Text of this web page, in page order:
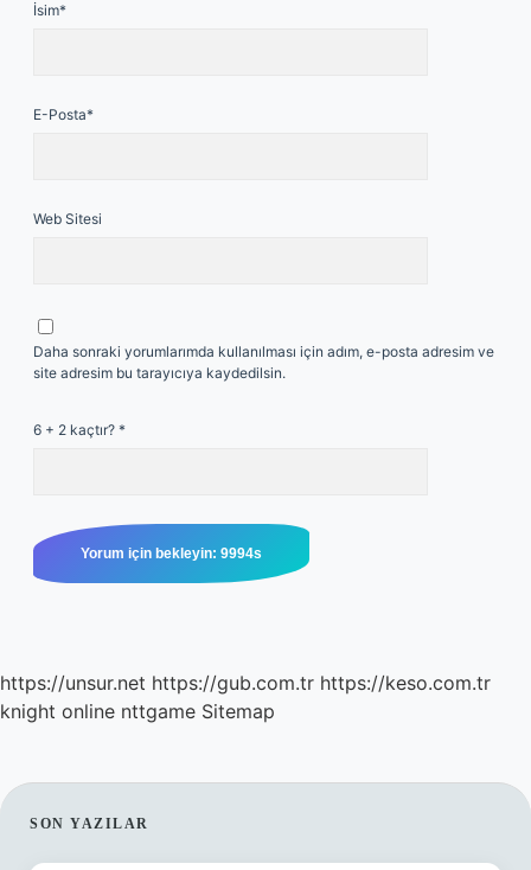
İsim*
E-Posta*
Web Sitesi
Daha sonraki yorumlarımda kullanılması için adım, e-posta adresim ve
site adresim bu tarayıcıya kaydedilsin.
6 + 2 kaçtır? *
https://unsur.net https://gub.com.tr https://keso.com.tr
knight online nttgame Sitemap
SIDEBAR
SON YAZILAR